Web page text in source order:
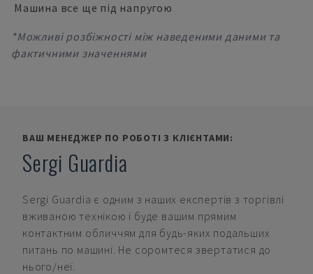
Машина все ще під напругою
*Можливі розбіжності між наведеними даними та
фактичними значеннями
ВАШ МЕНЕДЖЕР ПО РОБОТІ З КЛІЄНТАМИ:
Sergi Guardia
Sergi Guardia є одним з наших експертів з торгівлі
вживаною технікою і буде вашим прямим
контактним обличчям для будь-яких подальших
питань по машині. Не соромтеся звертатися до
нього/неї.